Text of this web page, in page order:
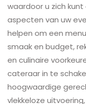
waardoor u zich
aspecten van uw
helpen om een
smaak en budget,
en culinaire
cateraar in te
hoogwaardige
vlekkeloze